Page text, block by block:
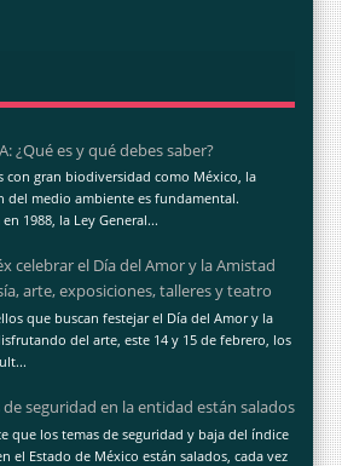
¿Qué es y qué debes saber?
con gran biodiversidad como México, la
del medio ambiente es fundamental.
1988, la Ley General...
celebrar el Día del Amor y la Amistad
arte, exposiciones, talleres y teatro
que buscan festejar el Día del Amor y la
del arte, este 14 y 15 de febrero, los
de seguridad en la entidad están salados
que los temas de seguridad y baja del índice
el Estado de México están salados, cada vez